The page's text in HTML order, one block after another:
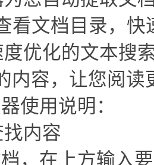
看文档目录，
优化的文本搜
内容，让您阅读
使用说明：
内容
，在上方输入